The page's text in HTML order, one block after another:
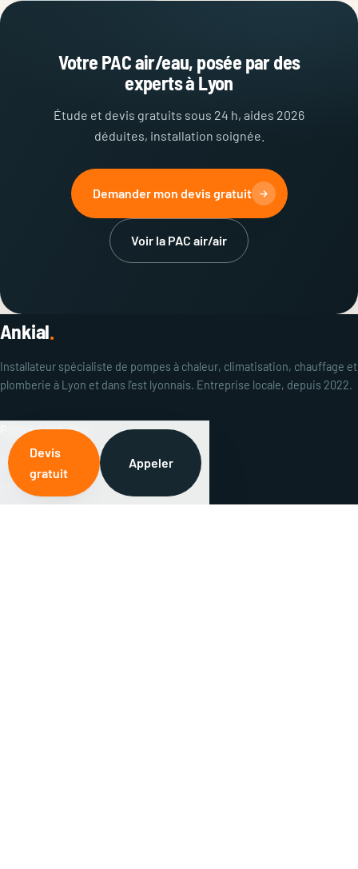
Votre PAC air/eau, posée par des
experts à Lyon
Étude et devis gratuits sous 24 h, aides 2026
déduites, installation soignée.
Demander mon devis gratuit
Voir la PAC air/air
Ankial.
Installateur spécialiste de pompes à chaleur, climatisation, chauffage et
plomberie à Lyon et dans l'est lyonnais. Entreprise locale, depuis 2022.
Pompes à chaleur
PAC air/eau
PAC air/air
Devis
gratuit
Appeler